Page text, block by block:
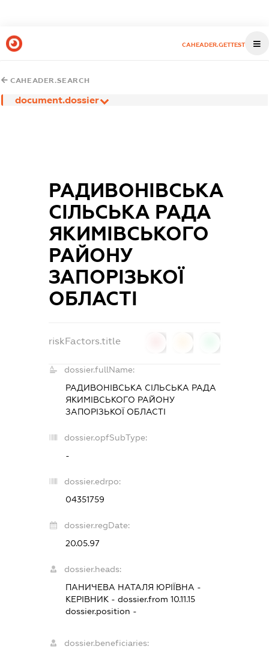
CAHEADER.GETTEST
CAHEADER.SEARCH
document.dossier
РАДИВОНІВСЬКА
СІЛЬСЬКА РАДА
ЯКИМІВСЬКОГО
РАЙОНУ
ЗАПОРІЗЬКОЇ
ОБЛАСТІ
riskFactors.title
dossier.fullName:
РАДИВОНІВСЬКА СІЛЬСЬКА РАДА
ЯКИМІВСЬКОГО РАЙОНУ
ЗАПОРІЗЬКОЇ ОБЛАСТІ
dossier.opfSubType:
-
dossier.edrpo:
04351759
dossier.regDate:
20.05.97
dossier.heads:
ПАНИЧЕВА НАТАЛЯ ЮРІЇВНА -
КЕРІВНИК - dossier.from 10.11.15
dossier.position -
dossier.beneficiaries: